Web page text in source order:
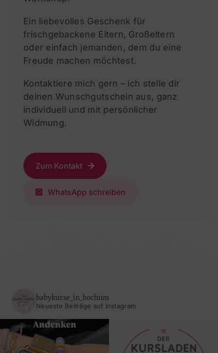
Ein liebevolles Geschenk für
frischgebackene Eltern, Großeltern
oder einfach jemanden, dem du eine
Freude machen möchtest.
Kontaktiere mich gern – ich stelle dir
deinen Wunschgutschein aus, ganz
individuell und mit persönlicher
Widmung.
Zum Kontakt
WhatsApp schreiben
babykurse_in_bochum
Neueste Beiträge auf Instagram